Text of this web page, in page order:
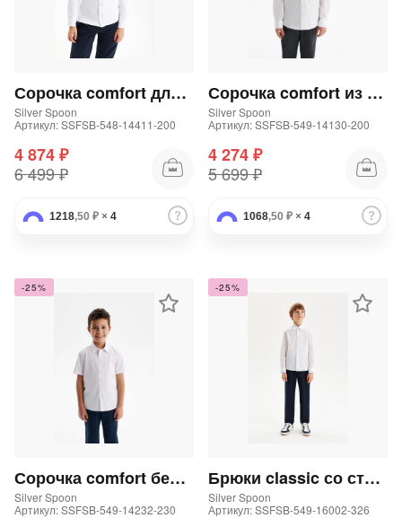
Сорочка comfort для мальчика
Silver Spoon
Артикул: SSFSB-548-14411-200
4 874 ₽
6 499 ₽
1218,50 ₽ × 4
Сорочка comfort из хлопка для мальчика
Silver Spoon
Артикул: SSFSB-549-14130-200
4 274 ₽
5 699 ₽
1068,50 ₽ × 4
-25%
Сорочка comfort белая для мальчика
Silver Spoon
Артикул: SSFSB-549-14232-230
-25%
Брюки classic со стрелками для мальчика
Silver Spoon
Артикул: SSFSB-549-16002-326
Подробнее
об оплате Плайтом
раз в 2
Остались вопросы?
plait.ru